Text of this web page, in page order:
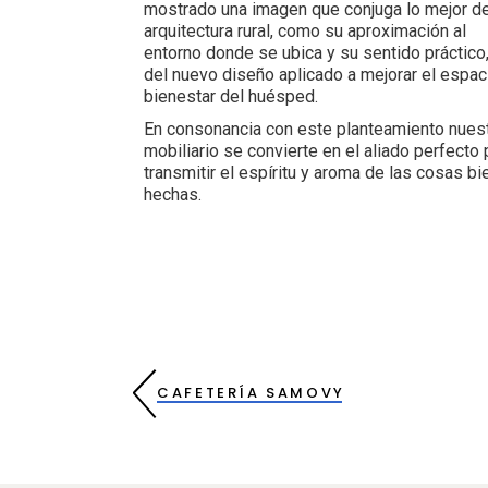
mostrado una imagen que conjuga lo mejor
arquitectura rural, como su aproximación al
entorno donde se ubica y su sentido
del nuevo diseño aplicado a mejorar el
bienestar del huésped.
En consonancia con este planteamiento
mobiliario se convierte en el aliado perfecto
transmitir el espíritu y aroma de las cosas
hechas.
CAFETERÍA SAMOVY